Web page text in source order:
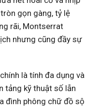
gọn gàng, tỷ lệ
rãi, Montserrat
nhưng cũng đầy sự
là tính đa dụng và
tảng kỹ thuật số lẫn
đình phông chữ đồ sộ